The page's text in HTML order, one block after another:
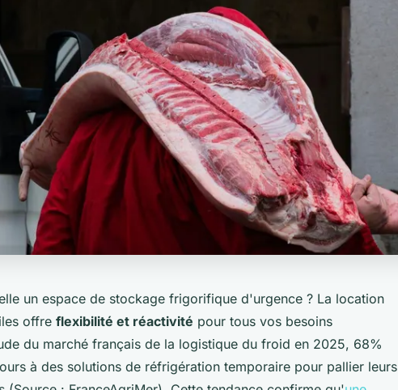
un espace de stockage frigorifique d'urgence ? La location
offre flexibilité et réactivité pour tous vos besoins
du marché français de la logistique du froid en 2025, 68%
à des solutions de réfrigération temporaire pour pallier leurs